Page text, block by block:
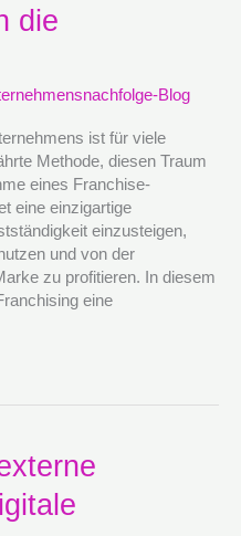
die
Blog
ist für viele
Methode, diesen Traum
eines Franchise-
eine einzigartige
einzusteigen,
und von der
zu profitieren. In diesem
eine